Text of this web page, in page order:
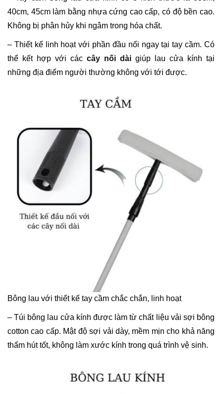
40cm, 45cm làm bằng nhựa cứng cao cấp, có độ bền cao.
Không bị phân hủy khi ngâm trong hóa chất.
– Thiết kế linh hoạt với phần đầu nối ngay tại tay cầm. Có
thể kết hợp với các cây nối dài giúp lau cửa kính tại
những địa điểm người thường không với tới được.
Bông lau với thiết kế tay cầm chắc chắn, linh hoạt
– Túi bông lau cửa kính được làm từ chất liệu vải sợi bông
cotton cao cấp. Mật độ sợi vải dày, mềm mịn cho khả năng
thấm hút tốt, không làm xước kính trong quá trình vệ sinh.